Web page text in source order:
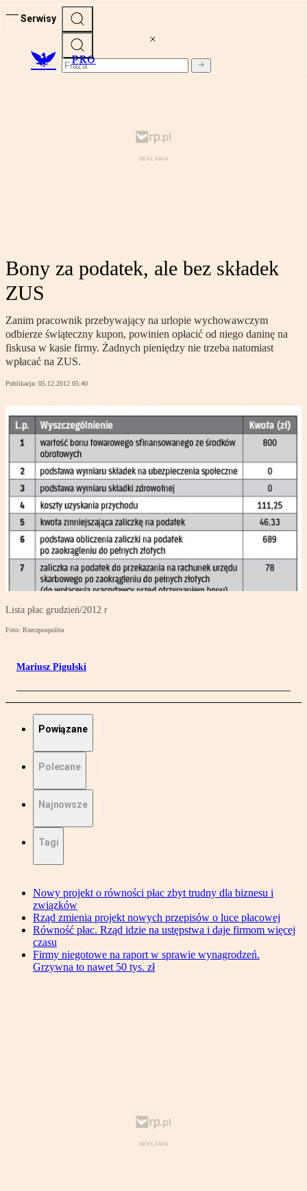
Serwisy
PRO
Bony za podatek, ale bez składek
ZUS
Zanim pracownik przebywający na urlopie wychowawczym
odbierze świąteczny kupon, powinien opłacić od niego daninę na
fiskusa w kasie firmy. Żadnych pieniędzy nie trzeba natomiast
wpłacać na ZUS.
Publikacja: 05.12.2012 05:40
Lista płac grudzień/2012 r
Foto: Rzeczpospolita
Mariusz Pigulski
Powiązane
Polecane
Najnowsze
Tagi
Nowy projekt o równości płac zbyt trudny dla biznesu i
związków
Rząd zmienia projekt nowych przepisów o luce płacowej
Równość płac. Rząd idzie na ustępstwa i daje firmom więcej
czasu
Firmy niegotowe na raport w sprawie wynagrodzeń.
Grzywna to nawet 50 tys. zł